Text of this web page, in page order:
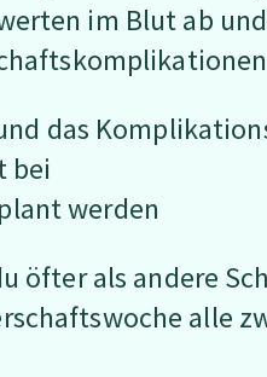
im Blut ab und
das
bei
werden
öfter als andere
alle